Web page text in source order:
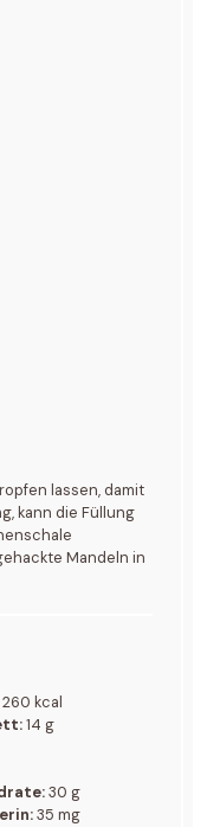
lassen, damit
kann die Füllung
Mandeln in
260 kcal
14 g
30 g
35 mg